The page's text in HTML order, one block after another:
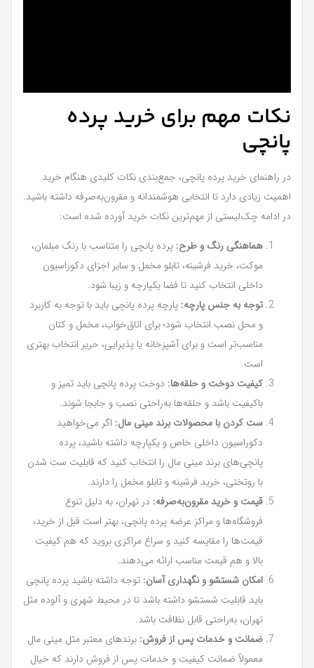
نکات مهم برای خرید پرده
پانچی
در راهنمای خرید پرده پانچی، جمع‌بندی نکات کلیدی هنگام خرید
اهمیت زیادی دارد تا انتخابی هوشمندانه و مقرون‌به‌صرفه داشته باشید.
در ادامه چک‌لیستی از مهم‌ترین نکات خرید آورده شده است:
هماهنگی رنگ و طرح: پرده پانچی را متناسب با رنگ مبلمان،
موکت، خرید فرشینه، تابلو مخمل و سایر اجزای دکوراسیون
داخلی انتخاب کنید تا فضا یکپارچه و زیبا شود.
توجه به جنس پارچه: پارچه پرده پانچی باید با توجه به کاربرد
و محل نصب انتخاب شود؛ برای اتاق‌خواب، مخمل و کتان
مناسب‌تر است و برای آشپزخانه یا پذیرایی، حریر انتخاب بهتری
است.
کیفیت دوخت و حلقه‌ها: دوخت پرده پانچی باید تمیز و
باکیفیت باشد و حلقه‌ها به‌راحتی نصب و جابجا شوند.
ست کردن با محصولات برند مینی مال: اگر می‌خواهید
دکوراسیون داخلی خاص و یکپارچه داشته باشید، پرده
پانچی‌های برند مینی مال را انتخاب کنید که قابلیت ست شدن
با روتختی، خرید فرشینه و تابلو مخمل را دارند.
قیمت و خرید مقرون‌به‌صرفه: در تهران، به دلیل تنوع
فروشگاه‌ها و مراکز عرضه پرده پانچی، بهتر است قبل از خرید،
قیمت‌ها را مقایسه کنید و سراغ مراکزی بروید که هم کیفیت
بالا و هم قیمت مناسب ارائه می‌دهند.
امکان شستشو و نگهداری آسان: توجه داشته باشید پرده پانچی
باید قابلیت شستشو داشته باشد تا در محیط شهری و آلوده مثل
تهران، به‌راحتی قابل نظافت باشد.
ضمانت و خدمات پس از فروش: برندهای معتبر مثل مینی مال
معمولاً ضمانت کیفیت و خدمات پس از فروش دارند که خیال